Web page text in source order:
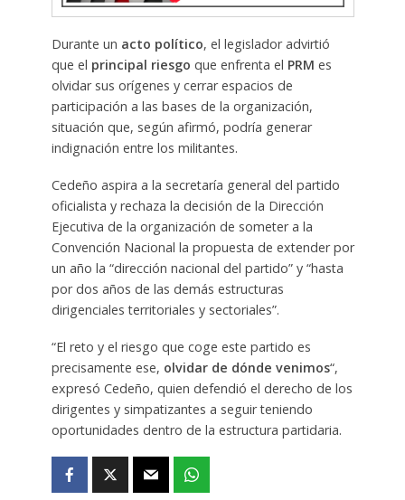
Durante un acto político, el legislador advirtió
que el principal riesgo que enfrenta el PRM es
olvidar sus orígenes y cerrar espacios de
participación a las bases de la organización,
situación que, según afirmó, podría generar
indignación entre los militantes.
Cedeño aspira a la secretaría general del partido
oficialista y rechaza la decisión de la Dirección
Ejecutiva de la organización de someter a la
Convención Nacional la propuesta de extender por
un año la “dirección nacional del partido” y “hasta
por dos años de las demás estructuras
dirigenciales territoriales y sectoriales”.
“El reto y el riesgo que coge este partido es
precisamente ese, olvidar de dónde venimos“,
expresó Cedeño, quien defendió el derecho de los
dirigentes y simpatizantes a seguir teniendo
oportunidades dentro de la estructura partidaria.